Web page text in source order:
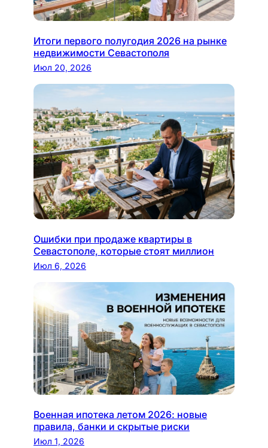
Итоги первого полугодия 2026 на рынке
недвижимости Севастополя
Июл 20, 2026
Ошибки при продаже квартиры в
Севастополе, которые стоят миллион
Июл 6, 2026
Военная ипотека летом 2026: новые
правила, банки и скрытые риски
Июл 1, 2026